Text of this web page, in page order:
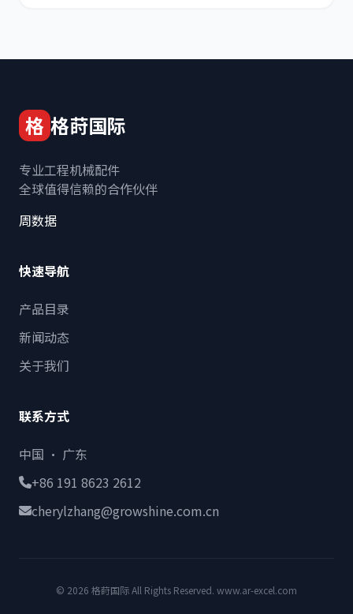
格 格莳国际
专业工程机械配件
全球值得信赖的合作伙伴
周数据
快速导航
产品目录
新闻动态
关于我们
联系方式
中国 · 广东
+86 191 8623 2612
cherylzhang@growshine.com.cn
© 2026 格莳国际 All Rights Reserved. www.ar-excel.com